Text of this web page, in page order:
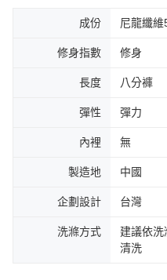
成份 尼龍纖
修身指數 修身
長度 八分褲
彈性 彈力
內裡 無
製造地 中國
企劃設計 台灣
洗滌方式
建議依洗
清洗